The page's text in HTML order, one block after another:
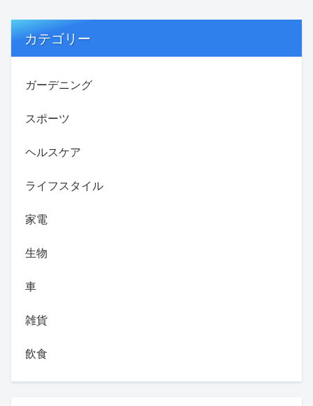
カテゴリー
ガーデニング
スポーツ
ヘルスケア
ライフスタイル
家電
生物
車
雑貨
飲食